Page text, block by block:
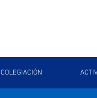
COLEGIACIÓN